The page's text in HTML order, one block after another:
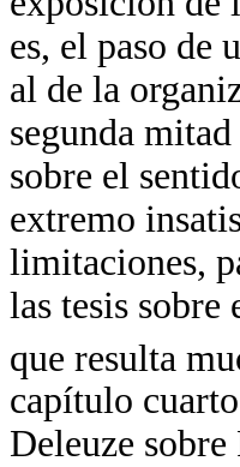
es, el paso de
al de la
segunda
sobre el
extremo
limitaciones,
las tesis
que resulta
capítulo
Deleuze